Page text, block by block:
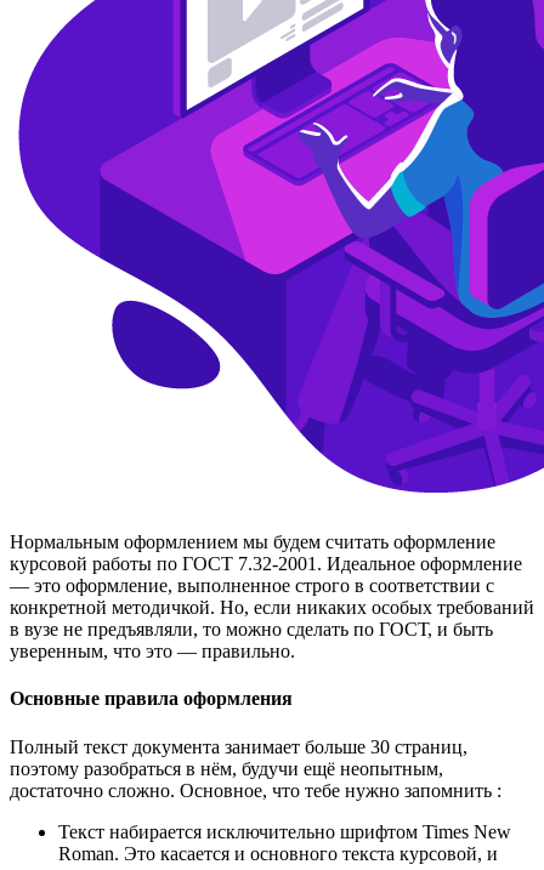
Нормальным оформлением мы будем считать оформление
курсовой работы по ГОСТ 7.32-2001. Идеальное оформление
— это оформление, выполненное строго в соответствии с
конкретной методичкой. Но, если никаких особых требований
в вузе не предъявляли, то можно сделать по ГОСТ, и быть
уверенным, что это — правильно.
Основные правила оформления
Полный текст документа занимает больше 30 страниц,
поэтому разобраться в нём, будучи ещё неопытным,
достаточно сложно. Основное, что тебе нужно запомнить :
Текст набирается исключительно шрифтом Times New
Roman. Это касается и основного текста курсовой, и